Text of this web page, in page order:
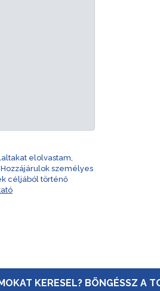
elolvastam,
személyes
céljából történő
KERESEL? BÖNGÉSSZ A